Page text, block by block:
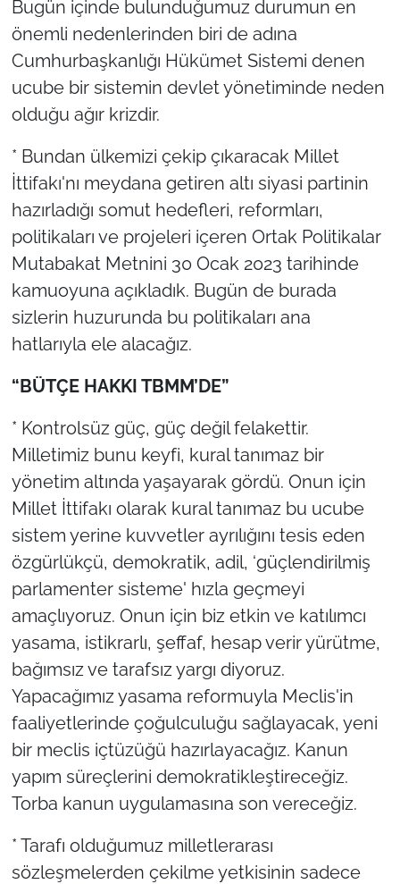
Bugün içinde bulunduğumuz durumun en
önemli nedenlerinden biri de adına
Cumhurbaşkanlığı Hükümet Sistemi denen
ucube bir sistemin devlet yönetiminde neden
olduğu ağır krizdir.
* Bundan ülkemizi çekip çıkaracak Millet
İttifakı'nı meydana getiren altı siyasi partinin
hazırladığı somut hedefleri, reformları,
politikaları ve projeleri içeren Ortak Politikalar
Mutabakat Metnini 30 Ocak 2023 tarihinde
kamuoyuna açıkladık. Bugün de burada
sizlerin huzurunda bu politikaları ana
hatlarıyla ele alacağız.
“BÜTÇE HAKKI TBMM’DE”
* Kontrolsüz güç, güç değil felakettir.
Milletimiz bunu keyfi, kural tanımaz bir
yönetim altında yaşayarak gördü. Onun için
Millet İttifakı olarak kural tanımaz bu ucube
sistem yerine kuvvetler ayrılığını tesis eden
özgürlükçü, demokratik, adil, ‘güçlendirilmiş
parlamenter sisteme' hızla geçmeyi
amaçlıyoruz. Onun için biz etkin ve katılımcı
yasama, istikrarlı, şeffaf, hesap verir yürütme,
bağımsız ve tarafsız yargı diyoruz.
Yapacağımız yasama reformuyla Meclis'in
faaliyetlerinde çoğulculuğu sağlayacak, yeni
bir meclis içtüzüğü hazırlayacağız. Kanun
yapım süreçlerini demokratikleştireceğiz.
Torba kanun uygulamasına son vereceğiz.
* Tarafı olduğumuz milletlerarası
sözleşmelerden çekilme yetkisinin sadece